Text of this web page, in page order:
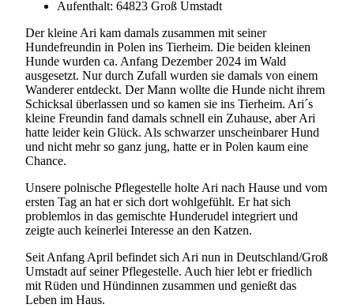
Aufenthalt: 64823 Groß Umstadt
Der kleine Ari kam damals zusammen mit seiner
Hundefreundin in Polen ins Tierheim. Die beiden kleinen
Hunde wurden ca. Anfang Dezember 2024 im Wald
ausgesetzt. Nur durch Zufall wurden sie damals von einem
Wanderer entdeckt. Der Mann wollte die Hunde nicht ihrem
Schicksal überlassen und so kamen sie ins Tierheim. Ari´s
kleine Freundin fand damals schnell ein Zuhause, aber Ari
hatte leider kein Glück. Als schwarzer unscheinbarer Hund
und nicht mehr so ganz jung, hatte er in Polen kaum eine
Chance.
Unsere polnische Pflegestelle holte Ari nach Hause und vom
ersten Tag an hat er sich dort wohlgefühlt. Er hat sich
problemlos in das gemischte Hunderudel integriert und
zeigte auch keinerlei Interesse an den Katzen.
Seit Anfang April befindet sich Ari nun in Deutschland/Groß
Umstadt auf seiner Pflegestelle. Auch hier lebt er friedlich
mit Rüden und Hündinnen zusammen und genießt das
Leben im Haus.